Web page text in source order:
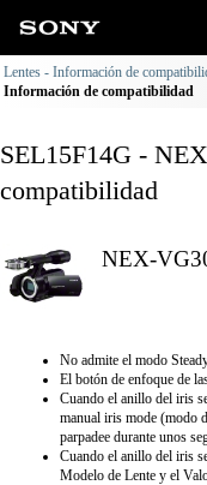
Lentes - Información de
Información de compatibilidad
SEL15F14G -
compatibilidad
NEX-
No admite el modo
El botón de enfoque de
Cuando el anillo del iris
manual iris mode (modo
parpadee durante unos
Cuando el anillo del iris
Modelo de Lente y el